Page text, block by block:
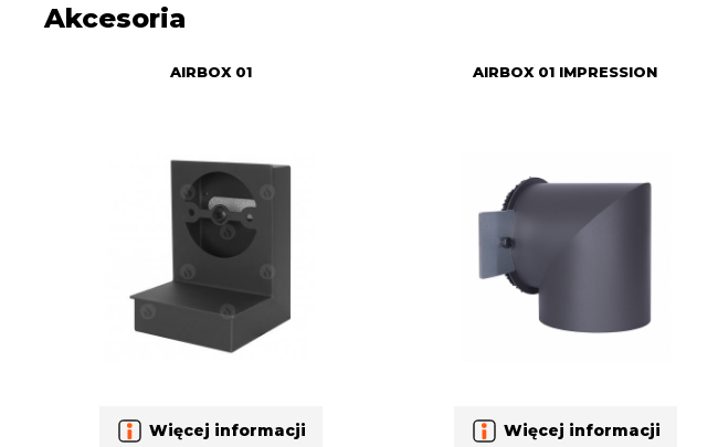
Akcesoria
AIRBOX 01
Więcej informacji
AIRBOX 01 IMPRESSION
Więcej informacji